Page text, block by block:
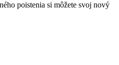
poistenia si môžete svoj nový